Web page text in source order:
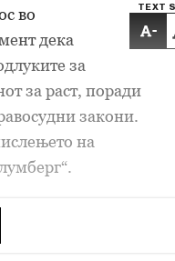
TEXT
-
во
дека
за
за раст, поради
закони.
на